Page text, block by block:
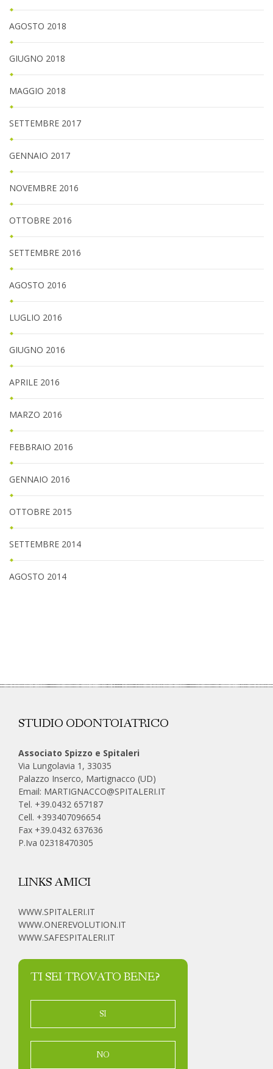
AGOSTO 2018
GIUGNO 2018
MAGGIO 2018
SETTEMBRE 2017
GENNAIO 2017
NOVEMBRE 2016
OTTOBRE 2016
SETTEMBRE 2016
AGOSTO 2016
LUGLIO 2016
GIUGNO 2016
APRILE 2016
MARZO 2016
FEBBRAIO 2016
GENNAIO 2016
OTTOBRE 2015
SETTEMBRE 2014
AGOSTO 2014
STUDIO ODONTOIATRICO
Associato Spizzo e Spitaleri
Via Lungolavia 1, 33035
Palazzo Inserco, Martignacco (UD)
Email: MARTIGNACCO@SPITALERI.IT
Tel. +39.0432 657187
Cell. +393407096654
Fax +39.0432 637636
P.Iva 02318470305
LINKS AMICI
WWW.SPITALERI.IT
WWW.ONEREVOLUTION.IT
WWW.SAFESPITALERI.IT
TI SEI TROVATO BENE?
SI
NO